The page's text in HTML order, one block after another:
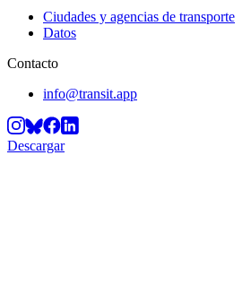
Ciudades y agencias de transporte
Datos
Contacto
info@transit.app
Descargar